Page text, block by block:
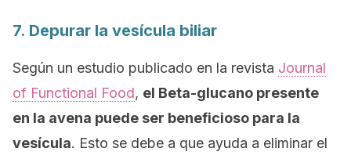
7. Depurar la vesícula biliar
Según un estudio publicado en la revista Journal
of Functional Food, el Beta-glucano presente
en la avena puede ser beneficioso para la
vesícula. Esto se debe a que ayuda a eliminar el